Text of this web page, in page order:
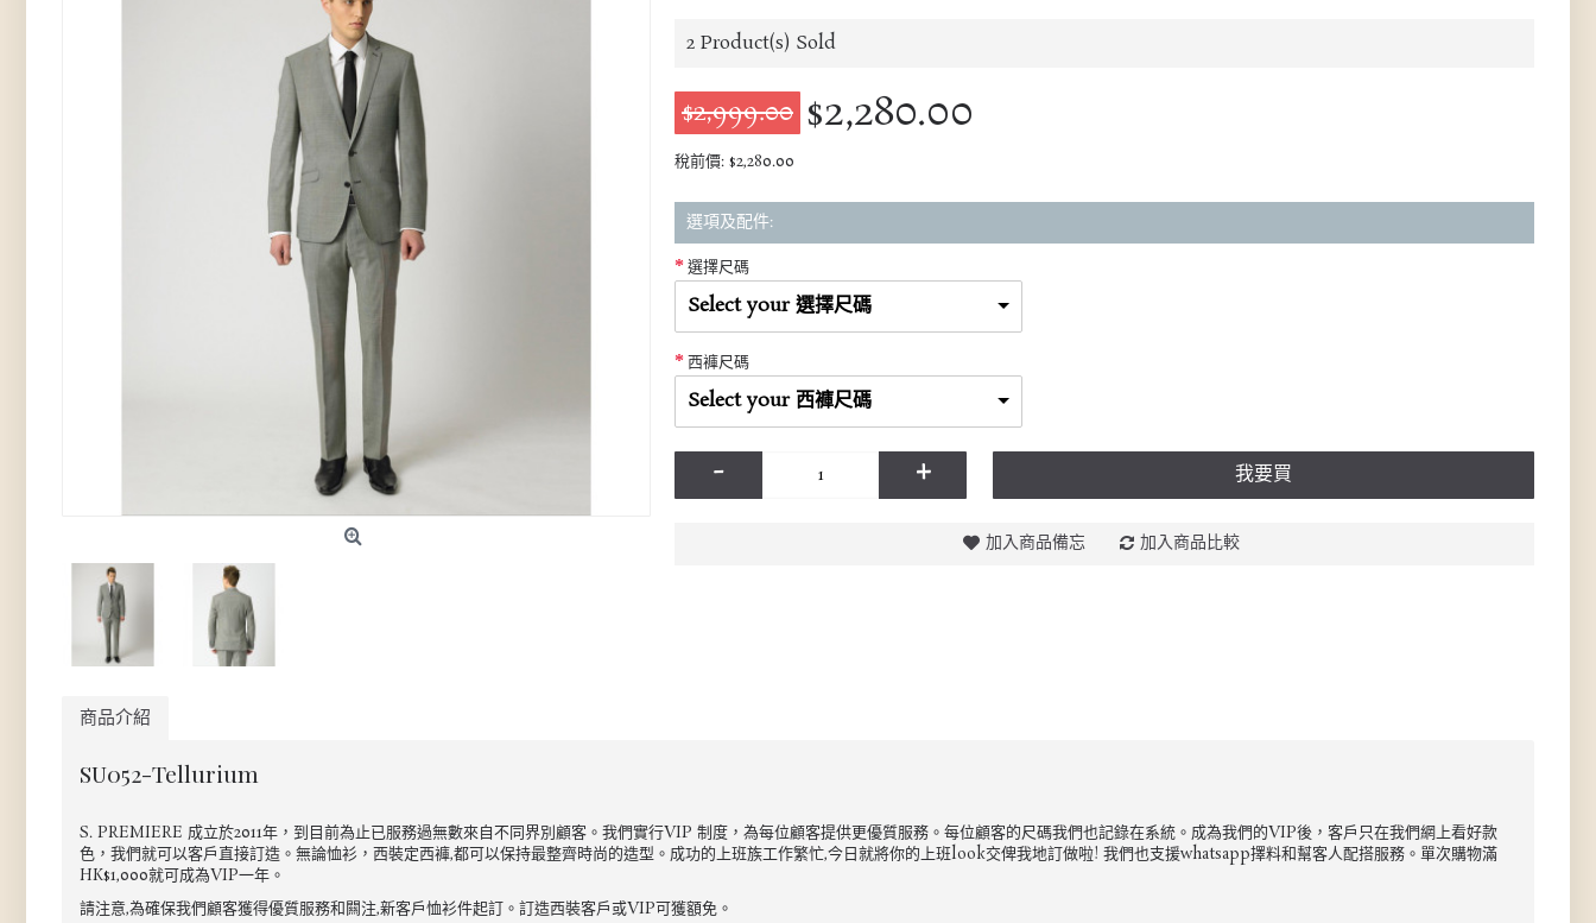
2 Product(s) Sold
$2,999.00 $2,280.00
稅前價: $2,280.00
選項及配件:
選擇尺碼
Select your 選擇尺碼
西褲尺碼
Select your 西褲尺碼
- + 我要買
加入商品備忘 加入商品比較
商品介紹
SU052-Tellurium
S. PREMIERE 成立於2011年，到目前為止已服務過無數來自不同界別顧客。我們實行VIP 制度，為每位顧客提供更優質服務。每位顧客的尺碼我們也記錄在系統。成為我們的VIP後，客戶只在我們網上看好款
色，我們就可以客戶直接訂造。無論恤衫，西裝定西褲,都可以保持最整齊時尚的造型。成功的上班族工作繁忙,今日就將你的上班look交俾我地訂做啦! 我們也支援whatsapp擇料和幫客人配搭服務。單次購物滿
HK$1,000就可成為VIP一年。
請注意,為確保我們顧客獲得優質服務和闗注,新客戶恤衫件起訂。訂造西裝客戶或VIP可獲額免。